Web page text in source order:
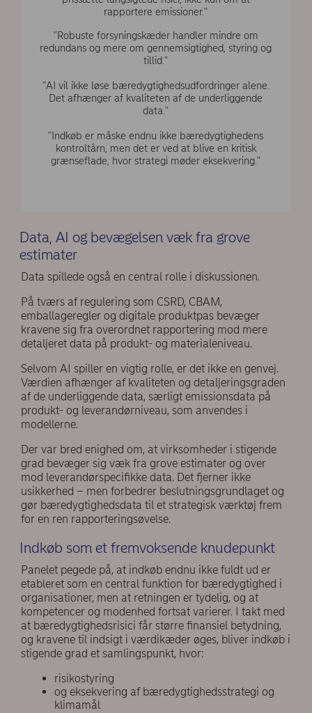
rapportere emissioner."
"Robuste forsyningskæder handler mindre om
redundans og mere om gennemsigtighed, styring og
tillid."
"AI vil ikke løse bæredygtighedsudfordringer alene.
Det afhænger af kvaliteten af de underliggende
data."
"Indkøb er måske endnu ikke bæredygtighedens
kontroltårn, men det er ved at blive en kritisk
grænseflade, hvor strategi møder eksekvering."
Data, AI og bevægelsen væk fra grove
estimater
Data spillede også en central rolle i diskussionen.
På tværs af regulering som CSRD, CBAM,
emballageregler og digitale produktpas bevæger
kravene sig fra overordnet rapportering mod mere
detaljeret data på produkt- og materialeniveau.
Selvom AI spiller en vigtig rolle, er det ikke en genvej.
Værdien afhænger af kvaliteten og detaljeringsgraden
af de underliggende data, særligt emissionsdata på
produkt- og leverandørniveau, som anvendes i
modellerne.
Der var bred enighed om, at virksomheder i stigende
grad bevæger sig væk fra grove estimater og over
mod leverandørspecifikke data. Det fjerner ikke
usikkerhed – men forbedrer beslutningsgrundlaget og
gør bæredygtighedsdata til et strategisk værktøj frem
for en ren rapporteringsøvelse.
Indkøb som et fremvoksende knudepunkt
Panelet pegede på, at indkøb endnu ikke fuldt ud er
etableret som en central funktion for bæredygtighed i
organisationer, men at retningen er tydelig, og at
kompetencer og modenhed fortsat varierer. I takt med
at bæredygtighedsrisici får større finansiel betydning,
og kravene til indsigt i værdikæder øges, bliver indkøb i
stigende grad et samlingspunkt, hvor:
risikostyring
og eksekvering af bæredygtighedsstrategi og
klimamål